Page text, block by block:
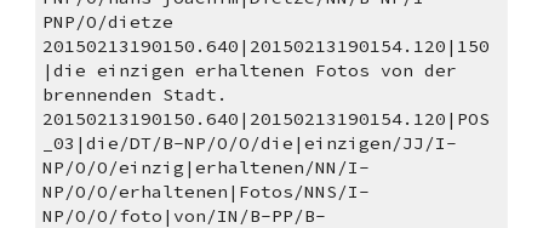
PNP/O/dietze
20150213190150.640|20150213190154.120|150
|die einzigen erhaltenen Fotos von der
brennenden Stadt.
20150213190150.640|20150213190154.120|POS
_03|die/DT/B-NP/O/O/die|einzigen/JJ/I-
NP/O/O/einzig|erhaltenen/NN/I-
NP/O/O/erhaltenen|Fotos/NNS/I-
NP/O/O/foto|von/IN/B-PP/B-